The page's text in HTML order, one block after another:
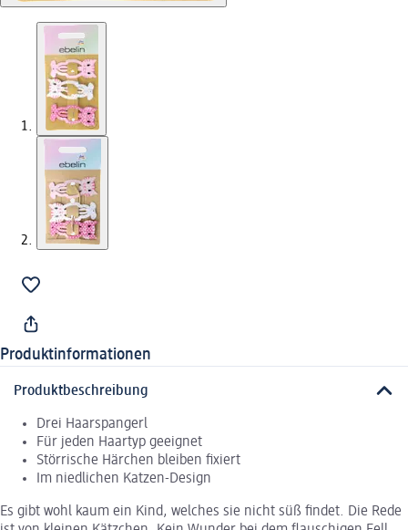
Produktinformationen
Produktbeschreibung
Drei Haarspangerl
Für jeden Haartyp geeignet
Störrische Härchen bleiben fixiert
Im niedlichen Katzen-Design
Es gibt wohl kaum ein Kind, welches sie nicht süß findet. Die Rede